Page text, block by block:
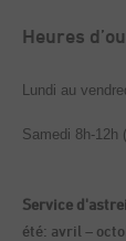
Heures
Lundi au
Samedi 8h-12h
Service
été: avril –